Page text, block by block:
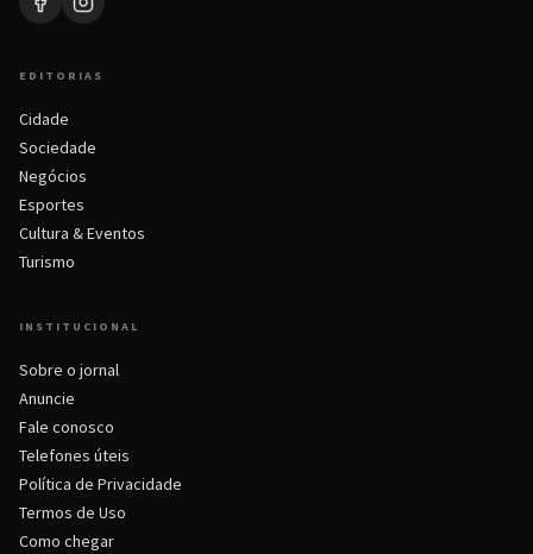
EDITORIAS
Cidade
Sociedade
Negócios
Esportes
Cultura & Eventos
Turismo
INSTITUCIONAL
Sobre o jornal
Anuncie
Fale conosco
Telefones úteis
Política de Privacidade
Termos de Uso
Como chegar